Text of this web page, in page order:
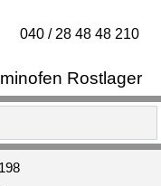
Rostlager
040 / 28 48 48 210